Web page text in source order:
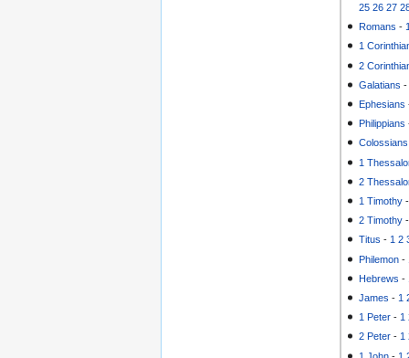
25 26 27
Romans -
1
2
Galatians
Ephesians
Philippians
Colossians
1
2
1 Timothy
2 Timothy
Titus -1 2
Philemon -
Hebrews -
James - 1
1 Peter - 1
2 Peter -1